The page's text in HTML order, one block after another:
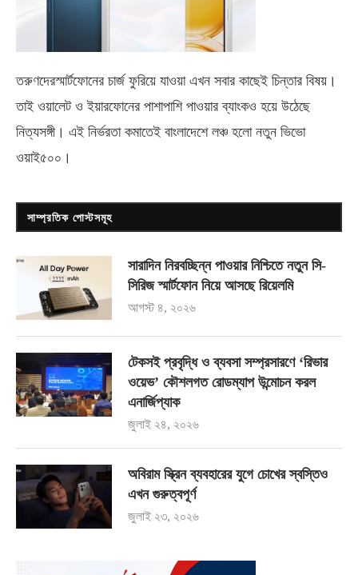
তরুণদেরস্মার্টফোনের চার্জ ফুরিয়ে যাওয়া এখন সবার কাছেই চিন্তার বিষয়।
তাই ওয়ালেট ও ইয়ারফোনের পাশাপাশি পাওয়ার ব্যাংকও হয়ে উঠেছে
নিত্যসঙ্গী। এই নির্ভরতা কমাতেই বাংলাদেশে লঞ্চ হলো নতুন ভিভো
ওয়াই৫০০ ।
সাম্প্রতিক পোস্টসমূহ
সারাদিন নিরবচ্ছিন্ন পাওয়ার নিশ্চিতে নতুন সি-
সিরিজ স্মার্টফোন নিয়ে আসছে রিয়েলমি
আগস্ট ৪, ২০২৬
টেকসই প্রবৃদ্ধি ও ব্যবসা সম্প্রসারণে ‘রিভার
ওয়েভ’ কৌশলগত রোডম্যাপ উন্মোচন করল
এনার্জিপ্যাক
জুলাই ২৪, ২০২৬
অবিরাম স্ক্রিন ব্যবহারের যুগে চোখের স্বস্তিও
এখন গুরুত্বপূর্ণ
জুলাই ২৩, ২০২৬